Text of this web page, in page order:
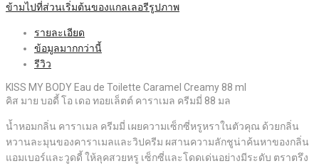
ข้ามไปที่ส่วนเริ่มต้นของแกลเลอรีรูปภาพ
รายละเอียด
ข้อมูลมากกว่านี้
รีวิว
KISS MY BODY Eau de Toilette Caramel Creamy 88 ml
คิส มาย บอดี้ โอ เดอ ทอยเล็ตต์ คาราเมล ครีมมี่ 88 มล
น้ำหอมกลิ่น คาราเมล ครีมมี่ เผยความเซ็กซี่หรูหราในตัวคุณ ด้วยกลิ่น
หวานละมุนของคาราเมลและวิปครีม ผสานความลักชูน่าค้นหาของกลิ่น
แอมเบอร์และวูดดี้ ให้ลุคสวยหรู เซ็กซี่และโดดเด่นอย่างมีระดับ ตราตรึง